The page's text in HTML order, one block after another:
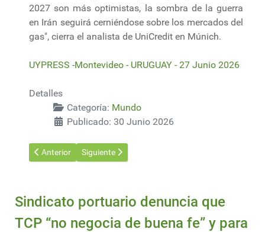
2027 son más optimistas, la sombra de la guerra
en Irán seguirá cerniéndose sobre los mercados del
gas", cierra el analista de UniCredit en Múnich.
UYPRESS -Montevideo - URUGUAY - 27 Junio 2026
Detalles
Categoría: Mundo
Publicado: 30 Junio 2026
Artículo anterior: ¿Competencia para el Triángulo del Litio de
Anterior Artículo siguiente: Trump empuja el carbón, pero
Siguiente
Sindicato portuario denuncia que
TCP “no negocia de buena fe” y para